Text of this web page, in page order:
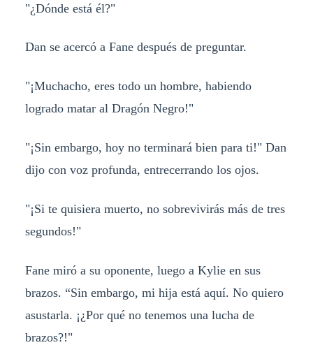
"¿Dónde está él?"
Dan se acercó a Fane después de preguntar.
"¡Muchacho, eres todo un hombre, habiendo
logrado matar al Dragón Negro!"
"¡Sin embargo, hoy no terminará bien para ti!" Dan
dijo con voz profunda, entrecerrando los ojos.
"¡Si te quisiera muerto, no sobrevivirás más de tres
segundos!"
Fane miró a su oponente, luego a Kylie en sus
brazos. “Sin embargo, mi hija está aquí. No quiero
asustarla. ¡¿Por qué no tenemos una lucha de
brazos?!"